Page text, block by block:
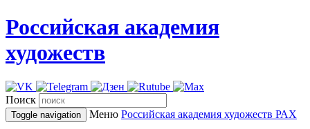
Российская академия
художеств
Поиск
Toggle navigation Меню Российская академия художеств РАХ